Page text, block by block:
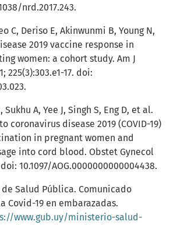
nrd.2017.243.
C, Deriso E, Akinwunmi B, Young N,
2019 vaccine response in
women: a cohort study. Am J
225(3):303.e1-17. doi:
A, Yee J, Singh S, Eng D, et al.
coronavirus disease 2019 (COVID-19)
in pregnant women and
into cord blood. Obstet Gynecol
10.1097/AOG.0000000000004438.
Salud Pública. Comunicado
Covid-19 en embarazadas.
www.gub.uy/ministerio-salud-